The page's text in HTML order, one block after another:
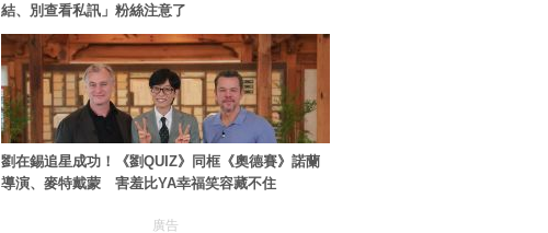
結、別查看私訊」粉絲注意了
劉在錫追星成功！《劉QUIZ》同框《奧德賽》諾蘭
導演、麥特戴蒙 害羞比YA幸福笑容藏不住
廣告